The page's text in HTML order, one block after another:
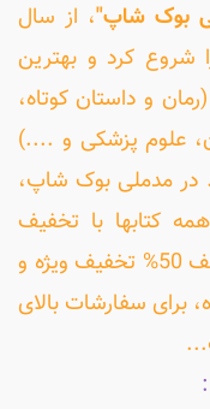
بوک شاپ"، از سال
شروع کرد و بهترین
و داستان کوتاه،
علوم پزشکی و ....)
در مدملی بوک شاپ،
کتابها با تخفیف
انجام می شود و کلیه کتاب ها تا سقف 50% تخفیف ویژه و
برای سفارشات بالای